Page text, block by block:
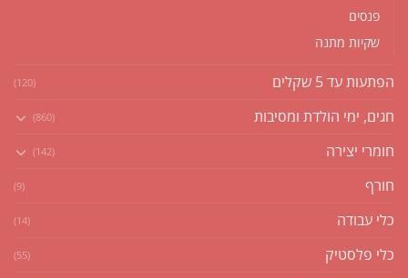
פנסים
שקיות מתנה
הפתעות עד 5 שקלים (120)
חגים, ימי הולדת ומסיבות (860)
חומרי יצירה (142)
חורף (9)
כלי עבודה (14)
כלי פלסטיק (55)